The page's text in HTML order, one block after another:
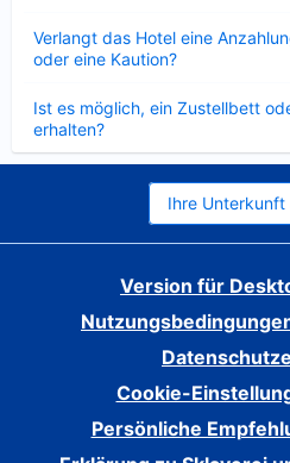
Verlangt das Hotel eine
oder eine Kaution?
Ist es möglich, ein Zustellbett
erhalten?
Ihre Unterkunft
Version für
Cookie-
Persönliche